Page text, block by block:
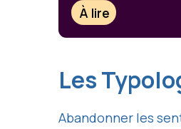
À lire
Les
Abandonner les